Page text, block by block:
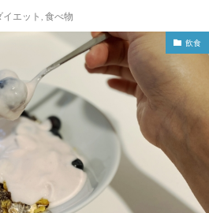
イエット , 食べ物
飲食